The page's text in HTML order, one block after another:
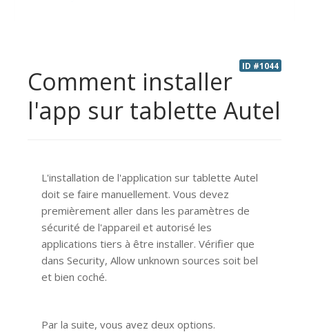
ID #1044
Comment installer
l'app sur tablette Autel
L'installation de l'application sur tablette Autel
doit se faire manuellement. Vous devez
premièrement aller dans les paramètres de
sécurité de l'appareil et autorisé les
applications tiers à être installer. Vérifier que
dans Security, Allow unknown sources soit bel
et bien coché.
Par la suite, vous avez deux options.